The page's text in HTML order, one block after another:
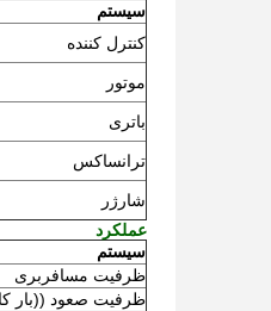
سیستم
کنترل کننده
موتور
باتری
ترانساکس
شارژر
عملکرد
سیستم
ظرفیت مسافربری
ظرفیت صعود ((بار